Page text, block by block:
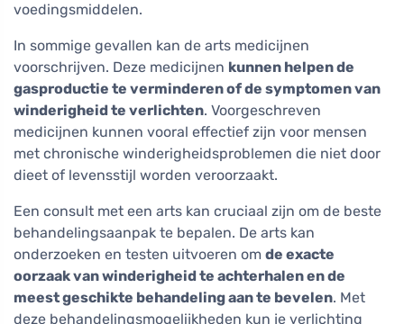
voedingsmiddelen.
In sommige gevallen kan de arts medicijnen
voorschrijven. Deze medicijnen kunnen helpen de
gasproductie te verminderen of de symptomen van
winderigheid te verlichten. Voorgeschreven
medicijnen kunnen vooral effectief zijn voor mensen
met chronische winderigheidsproblemen die niet door
dieet of levensstijl worden veroorzaakt.
Een consult met een arts kan cruciaal zijn om de beste
behandelingsaanpak te bepalen. De arts kan
onderzoeken en testen uitvoeren om de exacte
oorzaak van winderigheid te achterhalen en de
meest geschikte behandeling aan te bevelen. Met
deze behandelingsmogelijkheden kun je verlichting